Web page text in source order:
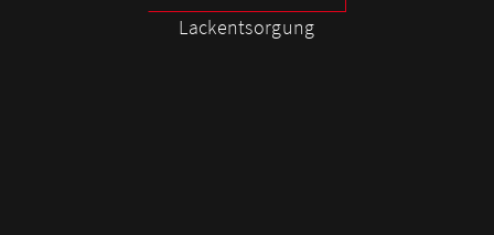
Lackentsorgung